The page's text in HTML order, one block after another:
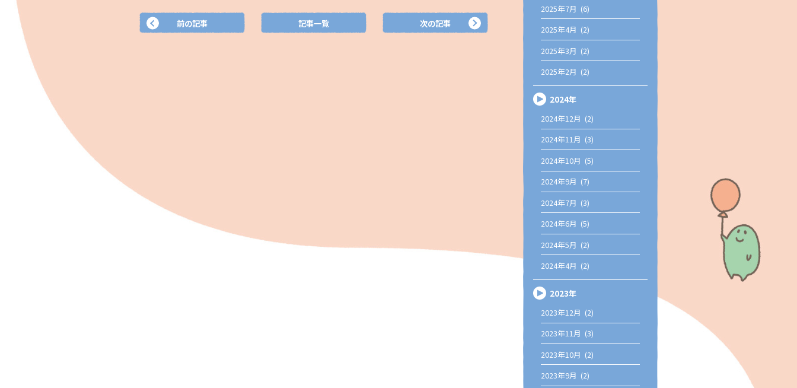
前の記事 記事一覧 次の記事
2025年7月 (6)
2025年4月 (2)
2025年3月 (2)
2025年2月 (2)
2024年
2024年12月 (2)
2024年11月 (3)
2024年10月 (5)
2024年9月 (7)
2024年7月 (3)
2024年6月 (5)
2024年5月 (2)
2024年4月 (2)
2023年
2023年12月 (2)
2023年11月 (3)
2023年10月 (2)
2023年9月 (2)